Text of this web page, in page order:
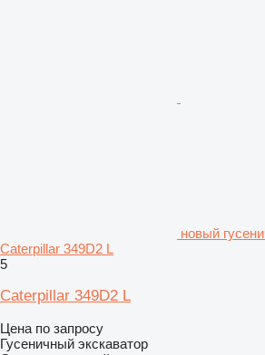
новый
Caterpillar 349D2 L
5
Caterpillar 349D2 L
Цена по запросу
Гусеничный экскаватор